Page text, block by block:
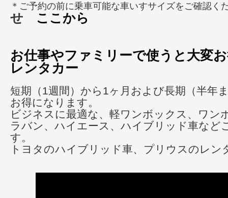
＊ご予約の前に乗車可能な車いすサイズをご確認く
せ ここから
お仕事やファミリーで使うと大変
レンタカー
短期（1週間）から1ヶ月および長期（半年
お得になります。
ビジネスに最適な、軽ワンボックス、ワン
ラバン、ハイエース、ハイブリッド車など
す。
トヨタのハイブリッド車、プリウスのレン